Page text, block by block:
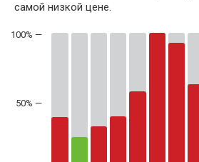
самой низкой цене.
50% —